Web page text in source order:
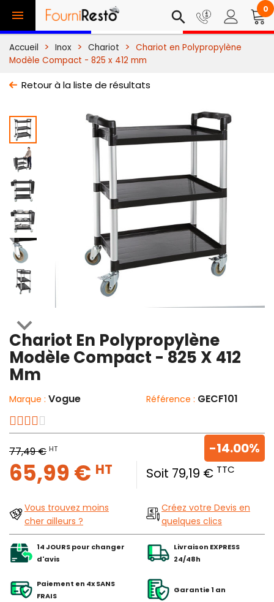
 search 0
Accueil Inox Chariot
Chariot en Polypropylène
Modèle Compact - 825 x 412 mm
Retour à la liste de résultats

Chariot En Polypropylène
Modèle Compact - 825 X 412
Mm
Marque : Vogue Référence : GECF101
77,49 € HT
65,99 € HT Soit 79,19 € TTC
-14.00%
Vous trouvez moins
cher ailleurs ?
Créez votre Devis en
quelques clics
14 JOURS pour changer
d'avis
Livraison EXPRESS
24/48h
Paiement en 4x SANS
FRAIS
Garantie 1 an